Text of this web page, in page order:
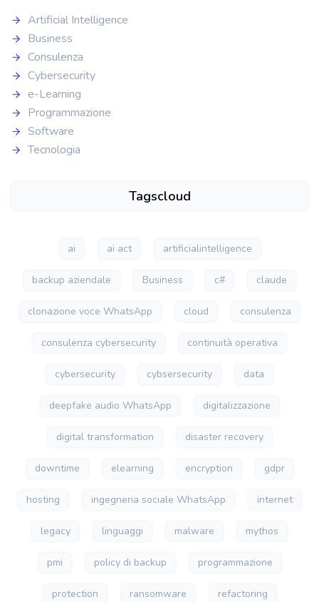
Artificial Intelligence
Business
Consulenza
Cybersecurity
e-Learning
Programmazione
Software
Tecnologia
Tagscloud
ai ai act artificialintelligence
backup aziendale Business c# claude
clonazione voce WhatsApp cloud consulenza
consulenza cybersecurity continuità operativa
cybersecurity cybsersecurity data
deepfake audio WhatsApp digitalizzazione
digital transformation disaster recovery
downtime elearning encryption gdpr
hosting ingegneria sociale WhatsApp internet
legacy linguaggi malware mythos
pmi policy di backup programmazione
protection ransomware refactoring